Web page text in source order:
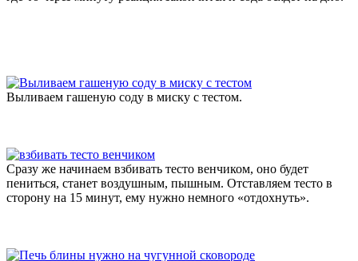
Выливаем гашеную соду в миску с тестом.
Сразу же начинаем взбивать тесто венчиком, оно будет
пениться, станет воздушным, пышным. Отставляем тесто в
сторону на 15 минут, ему нужно немного «отдохнуть».